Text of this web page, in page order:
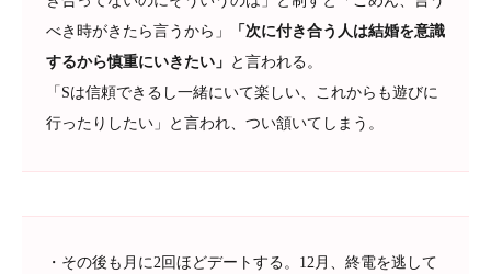
べき時がきたら言うから」
「次に付き合う人は結婚を意識
するから慎重にいきたい」 と言われる。
「Sは信頼できるし一緒にいて楽しい、これからも遊びに
行ったりしたい」と言われ、つい頷いてしまう。
・その後も月に2回ほどデートする。12月、終電を逃して